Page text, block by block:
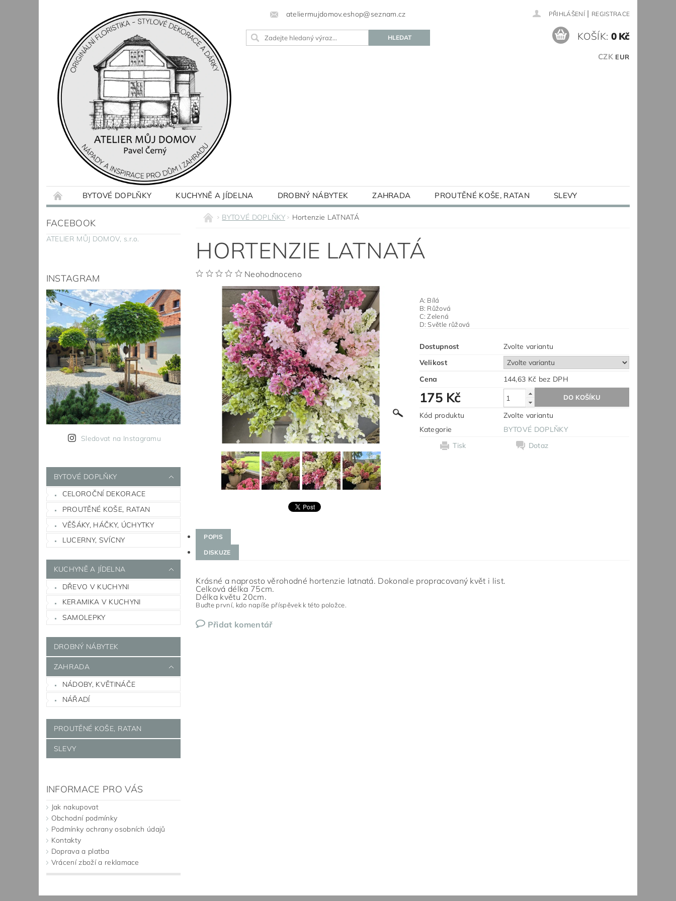
ateliermujdomov.eshop@seznam.cz PŘIHLÁŠENÍ | REGISTRACE
CZK EUR
KOŠÍK: 0 Kč
BYTOVÉ DOPLŇKY KUCHYNĚ A JÍDELNA DROBNÝ NÁBYTEK ZAHRADA PROUTĚNÉ KOŠE, RATAN
SLEVY
KONTAKTY BLOG
FACEBOOK
ATELIER MŮJ DOMOV, s.r.o.
INSTAGRAM
Sledovat na Instagramu
BYTOVÉ DOPLŇKY
CELOROČNÍ DEKORACE
PROUTĚNÉ KOŠE, RATAN
VĚŠÁKY, HÁČKY, ÚCHYTKY
LUCERNY, SVÍCNY
KUCHYNĚ A JÍDELNA
DŘEVO V KUCHYNI
KERAMIKA V KUCHYNI
SAMOLEPKY
DROBNÝ NÁBYTEK
ZAHRADA
NÁDOBY, KVĚTINÁČE
NÁŘADÍ
PROUTĚNÉ KOŠE, RATAN
SLEVY
INFORMACE PRO VÁS
Jak nakupovat
Obchodní podmínky
Podmínky ochrany osobních údajů
Kontakty
Doprava a platba
Vrácení zboží a reklamace
BYTOVÉ DOPLŇKY Hortenzie LATNATÁ
HORTENZIE LATNATÁ
Neohodnoceno
A: Bílá
B: Růžová
C: Zelená
D: Světle růžová
Dostupnost
Zvolte variantu
Velikost
Cena
144,63 Kč bez DPH
175 Kč
Kód produktu
Zvolte variantu
Kategorie
BYTOVÉ DOPLŇKY
Tisk
Dotaz
POPIS
DISKUZE
Krásné a naprosto věrohodné hortenzie latnatá. Dokonale propracovaný květ i list.
Celková délka 75cm.
Délka květu 20cm.
Buďte první, kdo napíše příspěvek k této položce.
Přidat komentář